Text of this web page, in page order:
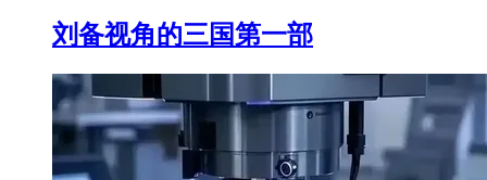
刘备视角的三国第一部